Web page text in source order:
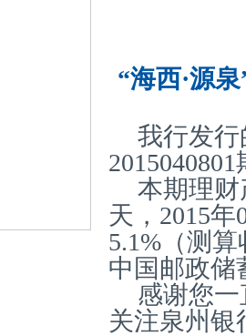
“海西·源
我行发行
本期理财
天，2015
5.1%（测
中国邮政储
感谢您
关注泉州银